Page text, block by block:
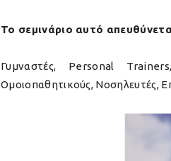
Το σεμινάριο αυτό
Γυμναστές, Personal
Ομοιοπαθητικούς, Νοσηλευτές,